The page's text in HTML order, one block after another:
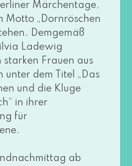
Märchentage,
Motto „Dornröschen
Demgemäß
Ladewig
Frauen aus
unter dem Titel „Das
und die Kluge
in ihrer
für
ab